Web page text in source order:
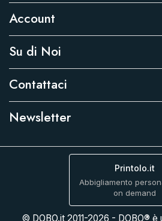
Account
Su di Noi
Contattaci
Newsletter
Printolo.it
Abbigliamento
on demand
© DOBO.it 2011-2026 - DOBO® è